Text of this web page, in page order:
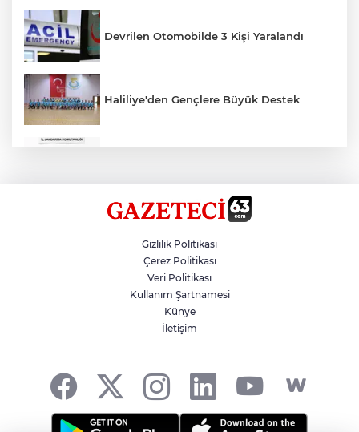
Devrilen Otomobilde 3 Kişi Yaralandı
Haliliye'den Gençlere Büyük Destek
Hikmet Başak’tan Ulaşım Çalışması
Atatürk Bulvarında Asfalt Yenileniyor
Gizlilik Politikası
Çerez Politikası
Veri Politikası
Kullanım Şartnamesi
Künye
İletişim